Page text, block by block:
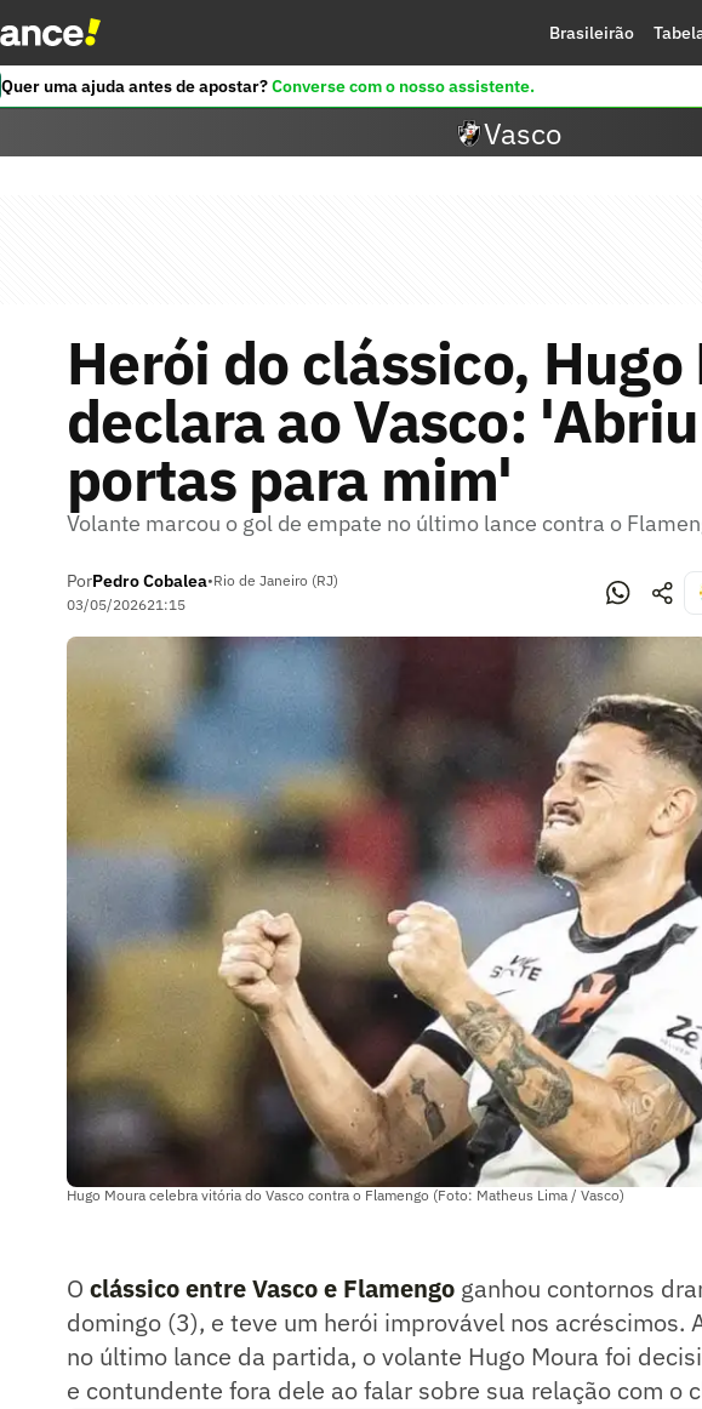
Brasileirão
Quer uma ajuda antes de apostar?Converse com o nosso assistente.
Vasco
Herói do clássico, Hugo
declara ao Vasco:
portas para mim'
Volante marcou o gol de empate no último lance contra o
PorPedro Cobalea•Rio de Janeiro (RJ)
03/05/202621:15
Hugo Moura celebra vitória do Vasco contra o Flamengo (Foto: Matheus Lima / Vasco)
O clássico entre Vasco e Flamengo ganhou contornos
domingo (3), e teve um herói improvável nos acréscimos.
no último lance da partida, o volante Hugo Moura foi
e contundente fora dele ao falar sobre sua relação com o